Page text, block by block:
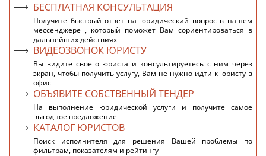
БЕСПЛАТНАЯ КОНСУЛЬТАЦИЯ
Получите быстрый ответ на юридический вопрос в нашем
мессенджере , который поможет Вам сориентироваться в
дальнейших действиях
ВИДЕОЗВОНОК ЮРИСТУ
Вы видите своего юриста и консультируетесь с ним через
экран, чтобы получить услугу, Вам не нужно идти к юристу в
офис
ОБЪЯВИТЕ СОБСТВЕННЫЙ ТЕНДЕР
На выполнение юридической услуги и получите самое
выгодное предложение
КАТАЛОГ ЮРИСТОВ
Поиск исполнителя для решения Вашей проблемы по
фильтрам, показателям и рейтингу